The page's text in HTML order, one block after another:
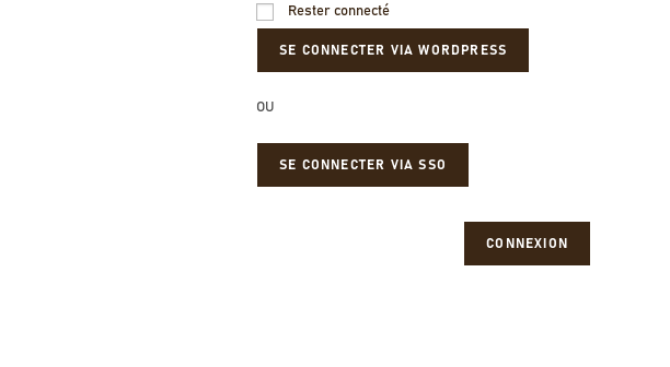
Rester connecté
OU
SE CONNECTER VIA SSO
CONNEXION